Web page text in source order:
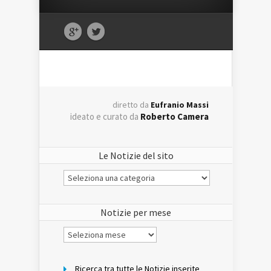
diretto da Eufranio Massi
ideato e curato da Roberto Camera
Le Notizie del sito
Le
Notizie
Notizie per mese
Notizie
per
Ricerca tra tutte le Notizie inserite